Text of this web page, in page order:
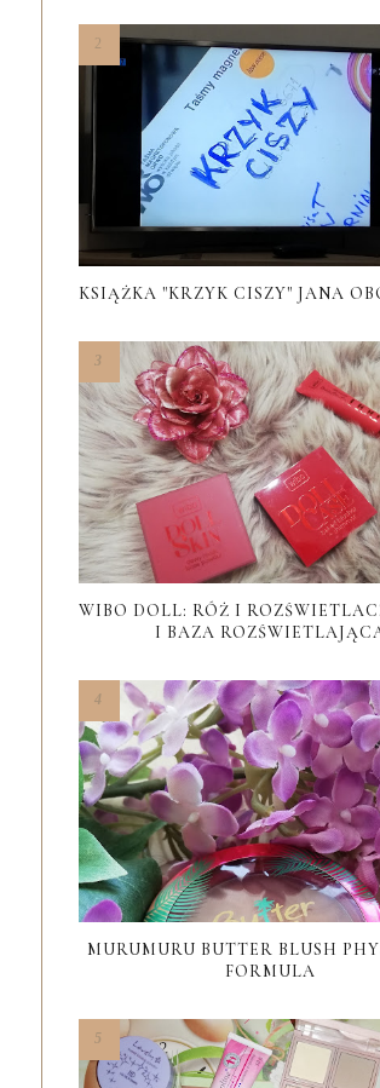
KSIĄŻKA "KRZYK CISZY" JANA
WIBO DOLL: RÓŻ I
I BAZA
MURUMURU BUTTER BLUSH
FORMULA